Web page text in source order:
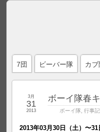
7団 ビーバー隊 カブ
ボーイ隊春
ボーイ隊 行事
3月
31
2013
2013年03月30日（土）〜